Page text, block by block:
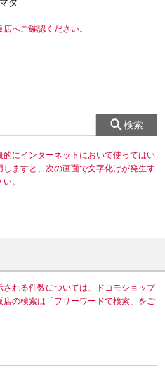
へご確認ください。
検索
的にインターネットにおいて使ってはい
ますと、次の画面で文字化けが発生す
。
される件数については、ドコモショップ
の検索は「フリーワードで検索」をご